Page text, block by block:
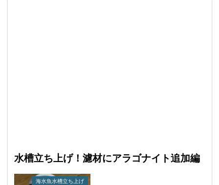
水槽立ち上げ！濾材にアラゴナイト追加編
海水魚水槽立ち上げ